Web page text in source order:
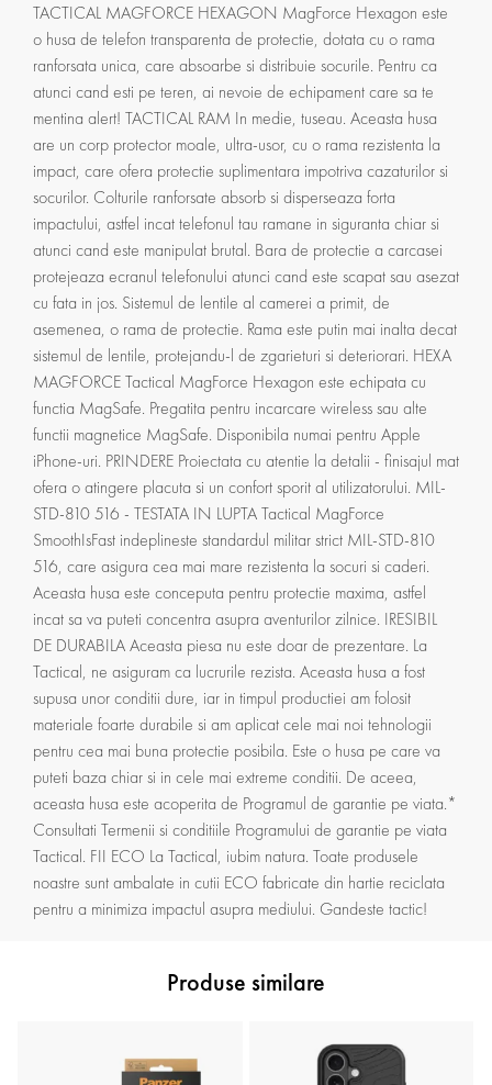
TACTICAL MAGFORCE HEXAGON MagForce Hexagon este
o husa de telefon transparenta de protectie, dotata cu o rama
ranforsata unica, care absoarbe si distribuie socurile. Pentru ca
atunci cand esti pe teren, ai nevoie de echipament care sa te
mentina alert! TACTICAL RAM In medie, tuseau. Aceasta husa
are un corp protector moale, ultra-usor, cu o rama rezistenta la
impact, care ofera protectie suplimentara impotriva cazaturilor si
socurilor. Colturile ranforsate absorb si disperseaza forta
impactului, astfel incat telefonul tau ramane in siguranta chiar si
atunci cand este manipulat brutal. Bara de protectie a carcasei
protejeaza ecranul telefonului atunci cand este scapat sau asezat
cu fata in jos. Sistemul de lentile al camerei a primit, de
asemenea, o rama de protectie. Rama este putin mai inalta decat
sistemul de lentile, protejandu-l de zgarieturi si deteriorari. HEXA
MAGFORCE Tactical MagForce Hexagon este echipata cu
functia MagSafe. Pregatita pentru incarcare wireless sau alte
functii magnetice MagSafe. Disponibila numai pentru Apple
iPhone-uri. PRINDERE Proiectata cu atentie la detalii - finisajul mat
ofera o atingere placuta si un confort sporit al utilizatorului. MIL-
STD-810 516 - TESTATA IN LUPTA Tactical MagForce
SmoothIsFast indeplineste standardul militar strict MIL-STD-810
516, care asigura cea mai mare rezistenta la socuri si caderi.
Aceasta husa este conceputa pentru protectie maxima, astfel
incat sa va puteti concentra asupra aventurilor zilnice. IRESIBIL
DE DURABILA Aceasta piesa nu este doar de prezentare. La
Tactical, ne asiguram ca lucrurile rezista. Aceasta husa a fost
supusa unor conditii dure, iar in timpul productiei am folosit
materiale foarte durabile si am aplicat cele mai noi tehnologii
pentru cea mai buna protectie posibila. Este o husa pe care va
puteti baza chiar si in cele mai extreme conditii. De aceea,
aceasta husa este acoperita de Programul de garantie pe viata.*
Consultati Termenii si conditiile Programului de garantie pe viata
Tactical. FII ECO La Tactical, iubim natura. Toate produsele
noastre sunt ambalate in cutii ECO fabricate din hartie reciclata
pentru a minimiza impactul asupra mediului. Gandeste tactic!
Produse similare